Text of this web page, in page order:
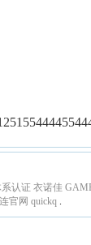
认证 衣诺佳
官网 quickq .